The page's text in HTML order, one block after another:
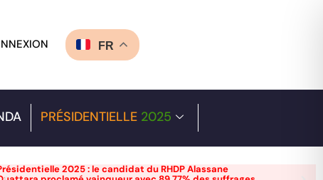
FR
PRÉSIDENTIELLE 2025
2025 : le candidat du RHDP Alassane